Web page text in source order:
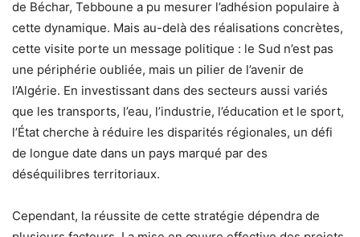
de Béchar, Tebboune a pu mesurer l’adhésion populaire à
cette dynamique. Mais au-delà des réalisations concrètes,
cette visite porte un message politique : le Sud n’est pas
une périphérie oubliée, mais un pilier de l’avenir de
l’Algérie. En investissant dans des secteurs aussi variés
que les transports, l’eau, l’industrie, l’éducation et le sport,
l’État cherche à réduire les disparités régionales, un défi
de longue date dans un pays marqué par des
déséquilibres territoriaux.
Cependant, la réussite de cette stratégie dépendra de